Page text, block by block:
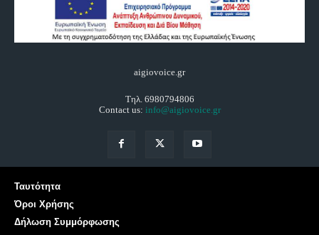
aigiovoice.gr
Τηλ. 6980794806
Contact us: info@aigiovoice.gr
Ταυτότητα
Όροι Χρήσης
Δήλωση Συμμόρφωσης